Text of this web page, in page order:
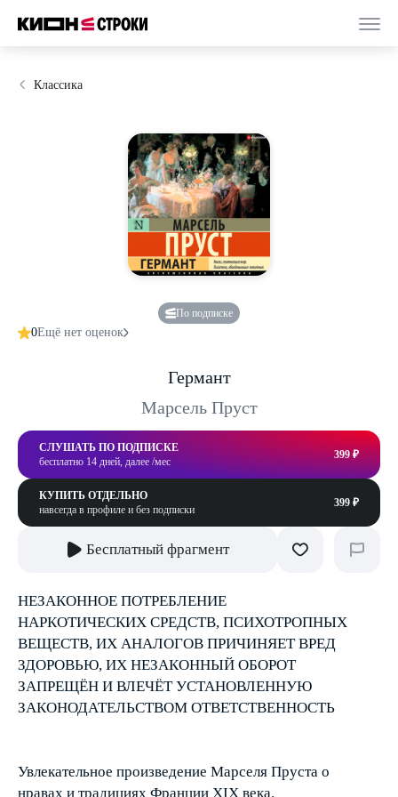
Классика
По подписке
0Ещё нет оценок
Германт
Марсель Пруст
СЛУШАТЬ ПО ПОДПИСКЕ
бесплатно 14 дней, далее /мес
399 ₽
КУПИТЬ ОТДЕЛЬНО
навсегда в профиле и без подписки
399 ₽
Бесплатный фрагмент
НЕЗАКОННОЕ ПОТРЕБЛЕНИЕ
НАРКОТИЧЕСКИХ СРЕДСТВ, ПСИХОТРОПНЫХ
ВЕЩЕСТВ, ИХ АНАЛОГОВ ПРИЧИНЯЕТ ВРЕД
ЗДОРОВЬЮ, ИХ НЕЗАКОННЫЙ ОБОРОТ
ЗАПРЕЩЁН И ВЛЕЧЁТ УСТАНОВЛЕННУЮ
ЗАКОНОДАТЕЛЬСТВОМ ОТВЕТСТВЕННОСТЬ
Увлекательное произведение Марселя Пруста о
нравах и традициях Франции XIX века.